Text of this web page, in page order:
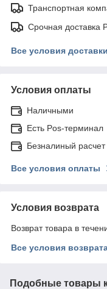
Транспортная
Срочная доставка
Все условия доставки
Условия оплаты
Наличными
Есть Pos-терминал
Безналиный расчет
Все условия оплаты
Условия возврата
Возврат товара в
Все условия
Подобные товары